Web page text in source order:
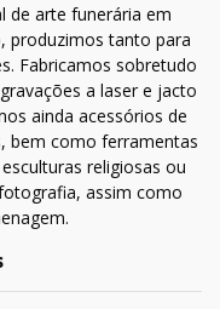
de arte funerária em
produzimos tanto para
Fabricamos sobretudo
a laser e jacto
ainda acessórios de
bem como ferramentas
religiosas ou
assim como